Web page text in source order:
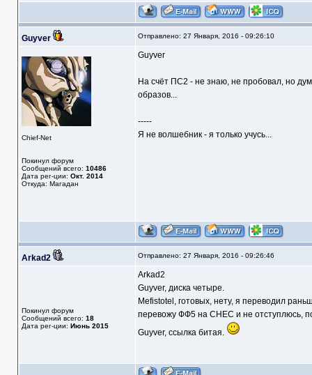
Guyver Отправлено: 27 Января, 2016 - 09:26:10
Chief-Net
Покинул форум
Сообщений всего: 10486
Дата рег-ции: Окт. 2014
Откуда: Магадан
Guyver
На счёт ПС2 - не знаю, не пробовал, но
образов...
-----
Я не волшебник - я только учусь...
Arkad2 Отправлено: 27 Января, 2016 - 09:26:46
Покинул форум
Сообщений всего: 18
Дата рег-ции: Июнь 2015
Arkad2
Guyver, диска четыре.
Mefistotel, готовых, нету, я переводил
перевожу ФФ5 на СНЕС и не отступлюсь,
Guyver, ссылка битая.